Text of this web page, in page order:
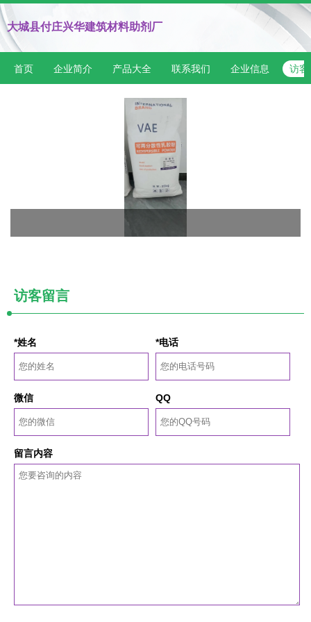
大城县付庄兴华建筑材料助剂厂
首页 企业简介 产品大全 联系我们 企业信息 访客
访客留言
*姓名 *电话
微信 QQ
留言内容